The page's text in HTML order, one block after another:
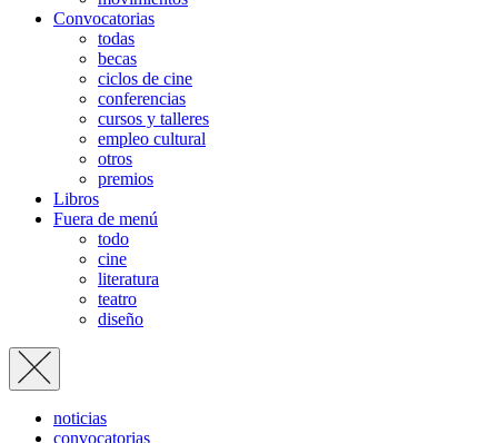
Convocatorias
todas
becas
ciclos de cine
conferencias
cursos y talleres
empleo cultural
otros
premios
Libros
Fuera de menú
todo
cine
literatura
teatro
diseño
noticias
convocatorias